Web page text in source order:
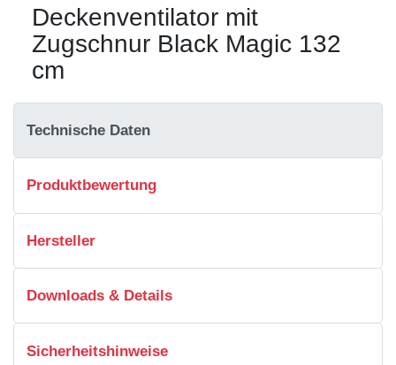
Deckenventilator mit
Zugschnur Black Magic 132
cm
Technische Daten
Produktbewertung
Hersteller
Downloads & Details
Sicherheitshinweise